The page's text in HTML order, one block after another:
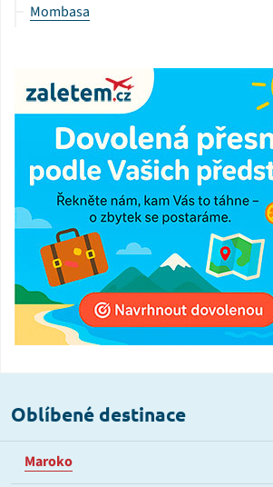
Mombasa
Oblíbené destinace
Maroko